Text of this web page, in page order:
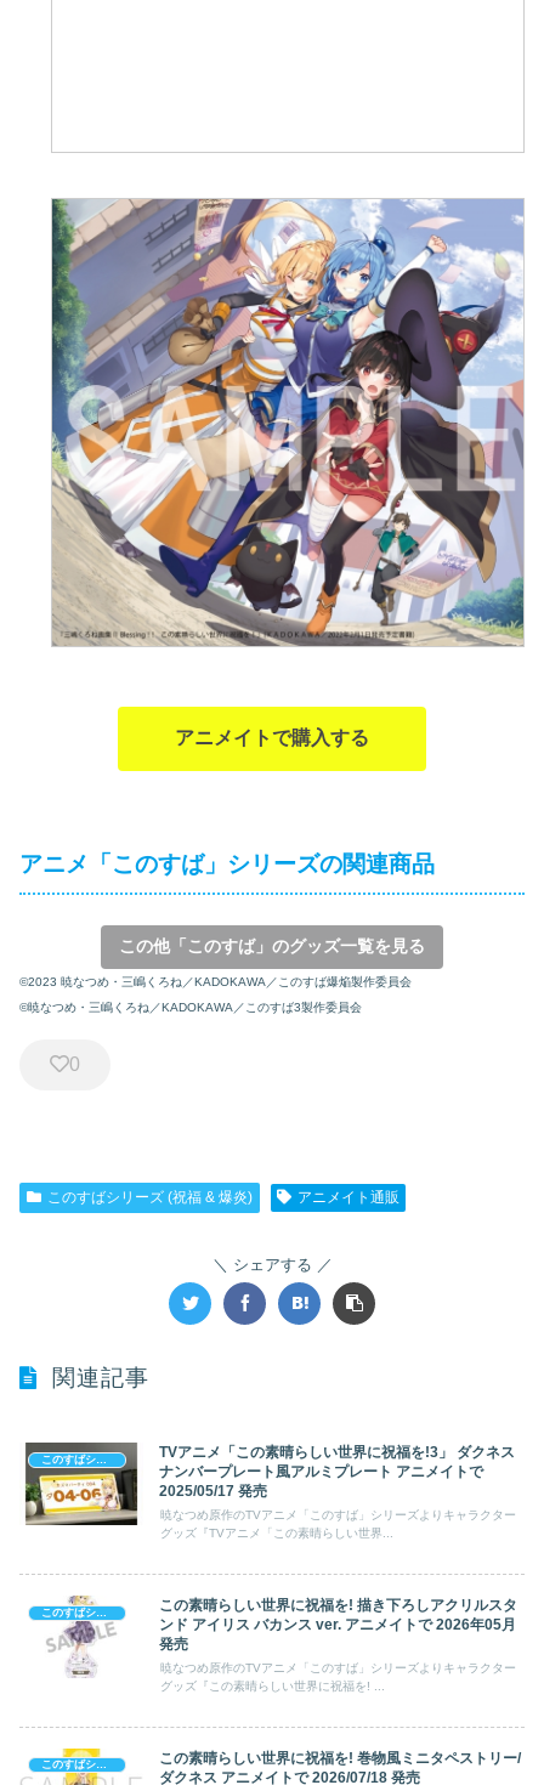
アニメイトで購入する
アニメ「このすば」シリーズの関連商品
この他「このすば」のグッズ一覧を見る
©2023 暁なつめ・三嶋くろね／KADOKAWA／このすば爆焔製作委員会
©暁なつめ・三嶋くろね／KADOKAWA／このすば3製作委員会
0
このすばシリーズ (祝福 & 爆炎) アニメイト通販
シェアする
関連記事
TVアニメ「この素晴らしい世界に祝福を!3」 ダクネス
ナンバープレート風アルミプレート アニメイトで
2025/05/17 発売
暁なつめ原作のTVアニメ「このすば」シリーズよりキャラクター
グッズ『TVアニメ「この素晴らしい世界...
この素晴らしい世界に祝福を! 描き下ろしアクリルスタ
ンド アイリス バカンス ver. アニメイトで 2026年05月
発売
暁なつめ原作のTVアニメ「このすば」シリーズよりキャラクター
グッズ『この素晴らしい世界に祝福を! ...
このすばシリーズ (祝福 & 爆炎)
この素晴らしい世界に祝福を! 巻物風ミニタペストリー/
ダクネス アニメイトで 2026/07/18 発売